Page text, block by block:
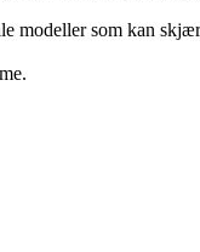
modeller som kan